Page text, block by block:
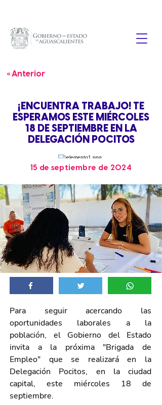
« Anterior
¡ENCUENTRA TRABAJO! TE
ESPERAMOS ESTE MIÉRCOLES
18 DE SEPTIEMBRE EN LA
DELEGACIÓN POCITOS
15 de septiembre de 2024
Para seguir acercando las
oportunidades laborales a la
población, el Gobierno del Estado
invita a la próxima "Brigada de
Empleo" que se realizará en la
Delegación Pocitos, en la ciudad
capital, este miércoles 18 de
septiembre.